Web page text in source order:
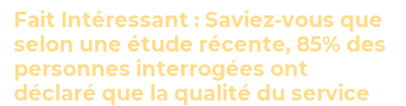
Fait Intéressant : Saviez-vous que
selon une étude récente, 85% des
personnes interrogées ont
déclaré que la qualité du service